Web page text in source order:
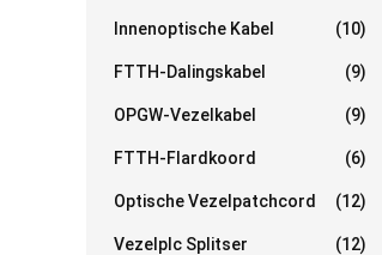
Innenoptische Kabel (10)
FTTH-Dalingskabel (9)
OPGW-Vezelkabel (9)
FTTH-Flardkoord (6)
Optische Vezelpatchcord (12)
Vezelplc Splitser (12)